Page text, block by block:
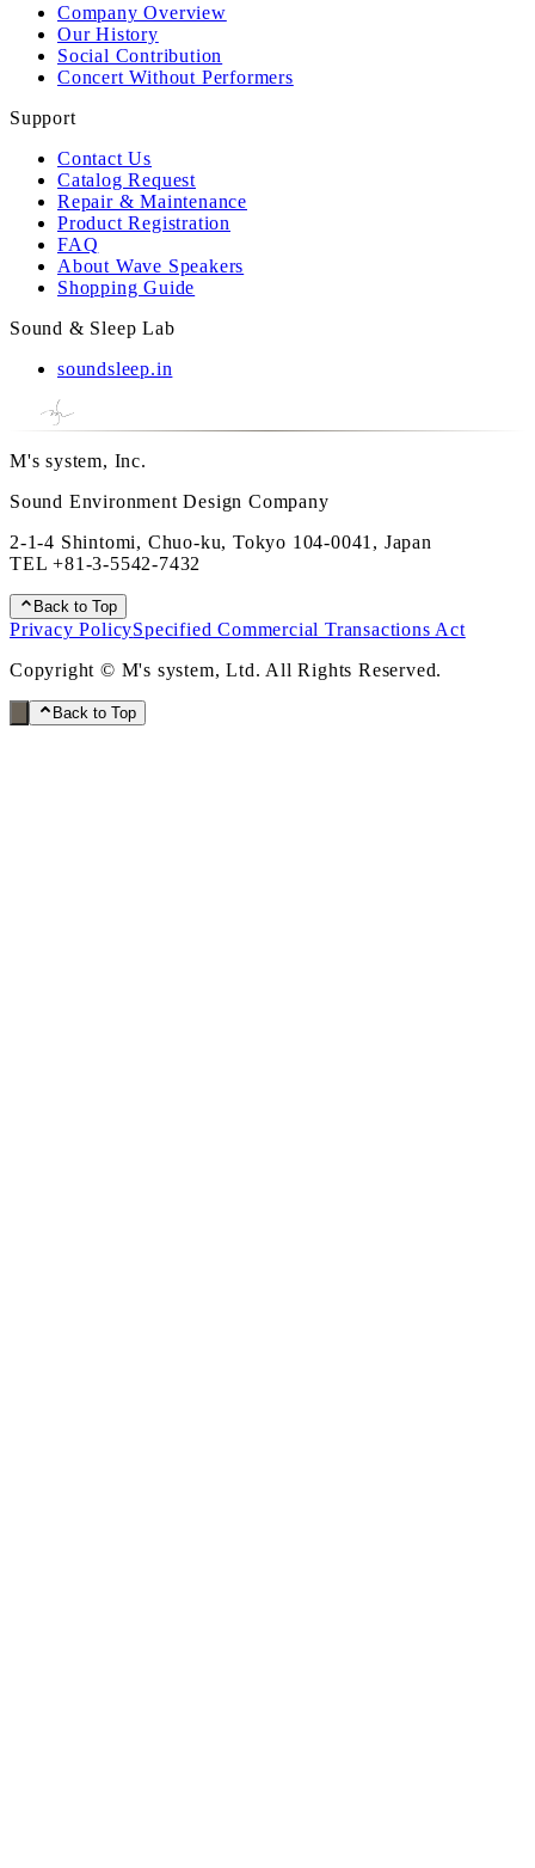
Company Overview
Our History
Social Contribution
Concert Without Performers
Support
Contact Us
Catalog Request
Repair & Maintenance
Product Registration
FAQ
About Wave Speakers
Shopping Guide
Sound & Sleep Lab
soundsleep.in
M's system, Inc.
Sound Environment Design Company
2-1-4 Shintomi, Chuo-ku, Tokyo 104-0041, Japan
TEL+81-3-5542-7432
Back to Top
Privacy PolicySpecified Commercial Transactions Act
Copyright © M's system, Ltd. All Rights Reserved.
Back to Top